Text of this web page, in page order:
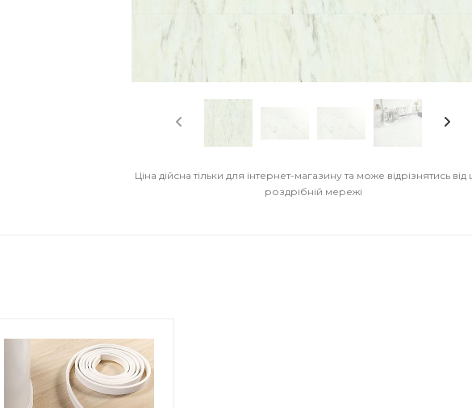
Ціна дійсна тільки для інтернет-магазину та може відрізнятись від
роздрібній мережі